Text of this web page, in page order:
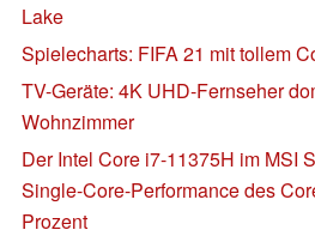
Lake
Spielecharts: FIFA 21 mit tollem
TV-Geräte: 4K UHD-Fernseher
Wohnzimmer
Der Intel Core i7-11375H im MSI
Single-Core-Performance des
Prozent